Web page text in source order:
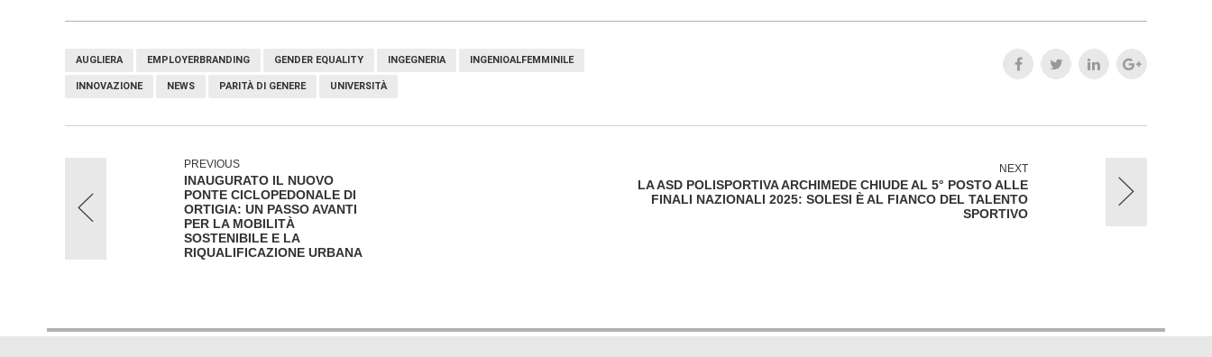
AUGLIERA EMPLOYERBRANDING GENDER EQUALITY INGEGNERIA INGENIOALFEMMINILE
INNOVAZIONE NEWS PARITÀ DI GENERE UNIVERSITÀ
PREVIOUS
INAUGURATO IL NUOVO
PONTE CICLOPEDONALE DI
ORTIGIA: UN PASSO AVANTI
PER LA MOBILITÀ
SOSTENIBILE E LA
RIQUALIFICAZIONE URBANA
NEXT
LA ASD POLISPORTIVA ARCHIMEDE CHIUDE AL 5° POSTO ALLE
FINALI NAZIONALI 2025: SOLESI È AL FIANCO DEL TALENTO
SPORTIVO